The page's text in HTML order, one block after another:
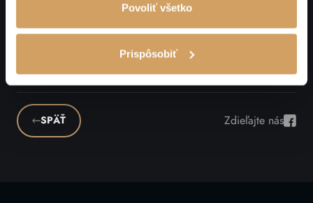
Povoliť všetko
Prispôsobiť
SPÄŤ Zdieľajte nás